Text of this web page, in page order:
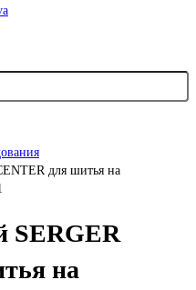
для шитья на
SERGER
на